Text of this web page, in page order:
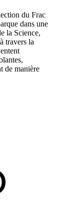
du Frac
dans une
la Science,
travers la
de manière